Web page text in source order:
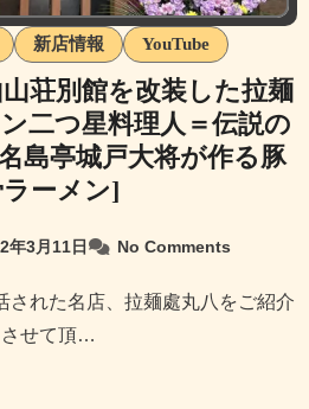
新店情報 YouTube
荘別館を改装した拉麺
二つ星料理人＝伝説の
島亭城戸大将が作る豚
ーメン]
年3月11日 No Comments
させて頂…